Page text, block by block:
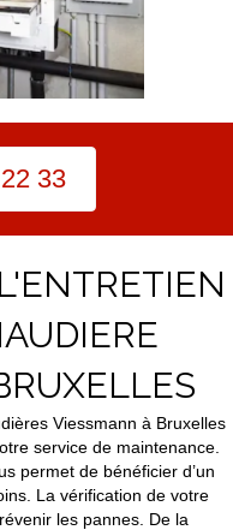
33
Viessmann à Bruxelles
service de maintenance.
permet de bénéficier d’un
La vérification de votre
les pannes. De la